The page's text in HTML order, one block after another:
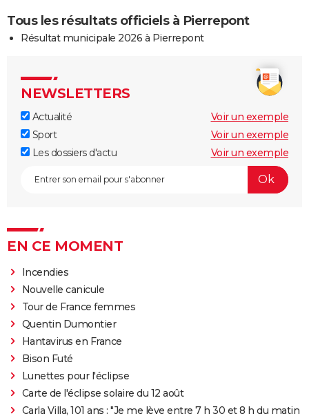
Tous les résultats officiels à Pierrepont
Résultat municipale 2026 à Pierrepont
NEWSLETTERS
Actualité
Voir un exemple
Sport
Voir un exemple
Les dossiers d'actu
Voir un exemple
EN CE MOMENT
Incendies
Nouvelle canicule
Tour de France femmes
Quentin Dumontier
Hantavirus en France
Bison Futé
Lunettes pour l'éclipse
Carte de l'éclipse solaire du 12 août
Carla Villa, 101 ans : "Je me lève entre 7 h 30 et 8 h du matin